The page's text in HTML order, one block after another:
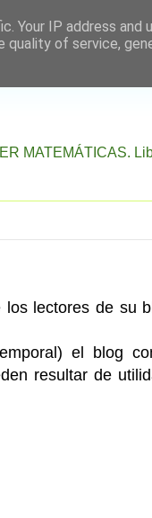
MATEMÁTICAS.
lectores de su
el blog
resultar de
Your IP address and
quality of service,